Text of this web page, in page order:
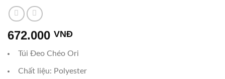
672.000 VNĐ
Túi Đeo Chéo Ori
Chất liệu: Polyester